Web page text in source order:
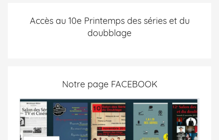
Accès au 10e Printemps des séries et du
doubblage
Notre page FACEBOOK